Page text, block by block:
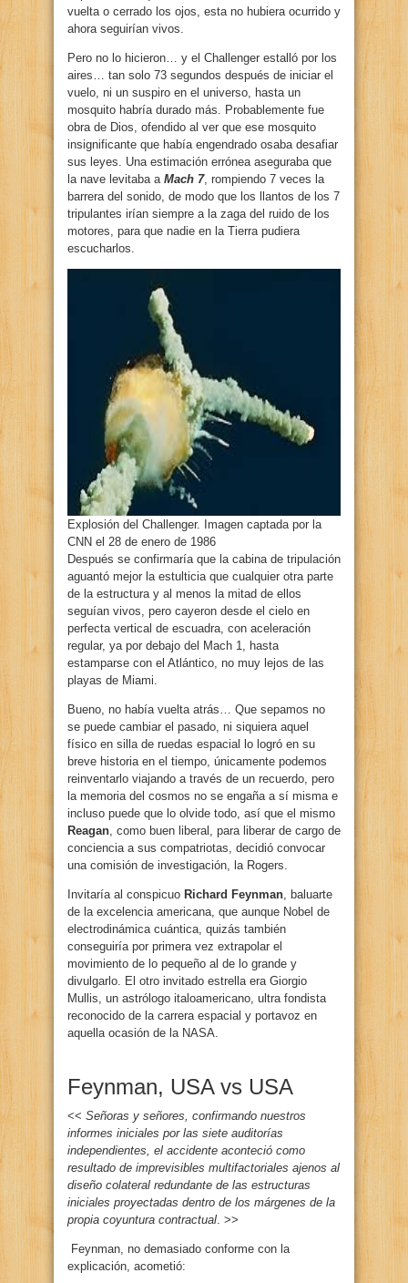
vuelta o cerrado los ojos, esta no hubiera ocurrido y
ahora seguirían vivos.
Pero no lo hicieron… y el Challenger estalló por los
aires… tan solo 73 segundos después de iniciar el
vuelo, ni un suspiro en el universo, hasta un
mosquito habría durado más. Probablemente fue
obra de Dios, ofendido al ver que ese mosquito
insignificante que había engendrado osaba desafiar
sus leyes. Una estimación errónea aseguraba que
la nave levitaba a Mach 7, rompiendo 7 veces la
barrera del sonido, de modo que los llantos de los 7
tripulantes irían siempre a la zaga del ruido de los
motores, para que nadie en la Tierra pudiera
escucharlos.
Explosión del Challenger. Imagen captada por la
CNN el 28 de enero de 1986
Después se confirmaría que la cabina de tripulación
aguantó mejor la estulticia que cualquier otra parte
de la estructura y al menos la mitad de ellos
seguían vivos, pero cayeron desde el cielo en
perfecta vertical de escuadra, con aceleración
regular, ya por debajo del Mach 1, hasta
estamparse con el Atlántico, no muy lejos de las
playas de Miami.
Bueno, no había vuelta atrás… Que sepamos no
se puede cambiar el pasado, ni siquiera aquel
físico en silla de ruedas espacial lo logró en su
breve historia en el tiempo, únicamente podemos
reinventarlo viajando a través de un recuerdo, pero
la memoria del cosmos no se engaña a sí misma e
incluso puede que lo olvide todo, así que el mismo
Reagan, como buen liberal, para liberar de cargo de
conciencia a sus compatriotas, decidió convocar
una comisión de investigación, la Rogers.
Invitaría al conspicuo Richard Feynman, baluarte
de la excelencia americana, que aunque Nobel de
electrodinámica cuántica, quizás también
conseguiría por primera vez extrapolar el
movimiento de lo pequeño al de lo grande y
divulgarlo. El otro invitado estrella era Giorgio
Mullis, un astrólogo italoamericano, ultra fondista
reconocido de la carrera espacial y portavoz en
aquella ocasión de la NASA.
Feynman, USA vs USA
<< Señoras y señores, confirmando nuestros
informes iniciales por las siete auditorías
independientes, el accidente aconteció como
resultado de imprevisibles multifactoriales ajenos al
diseño colateral redundante de las estructuras
iniciales proyectadas dentro de los márgenes de la
propia coyuntura contractual. >>
Feynman, no demasiado conforme con la
explicación, acometió: